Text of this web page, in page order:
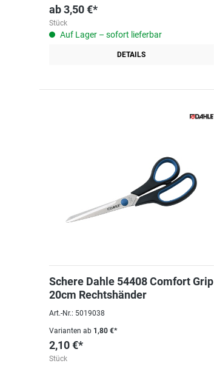
ab3,50 €*
Stück
Auf Lager – sofort lieferbar
DETAILS
Schere Dahle 54408 Comfort Grip
20cm Rechtshänder
Art.-Nr.: 5019038
Varianten ab 1,80 €*
2,10 €*
Stück